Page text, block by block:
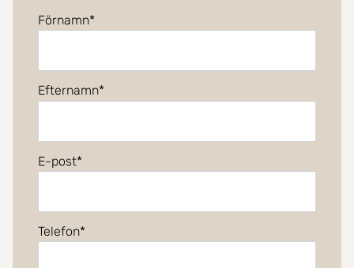
Förnamn
Efternamn
E-post
Telefon